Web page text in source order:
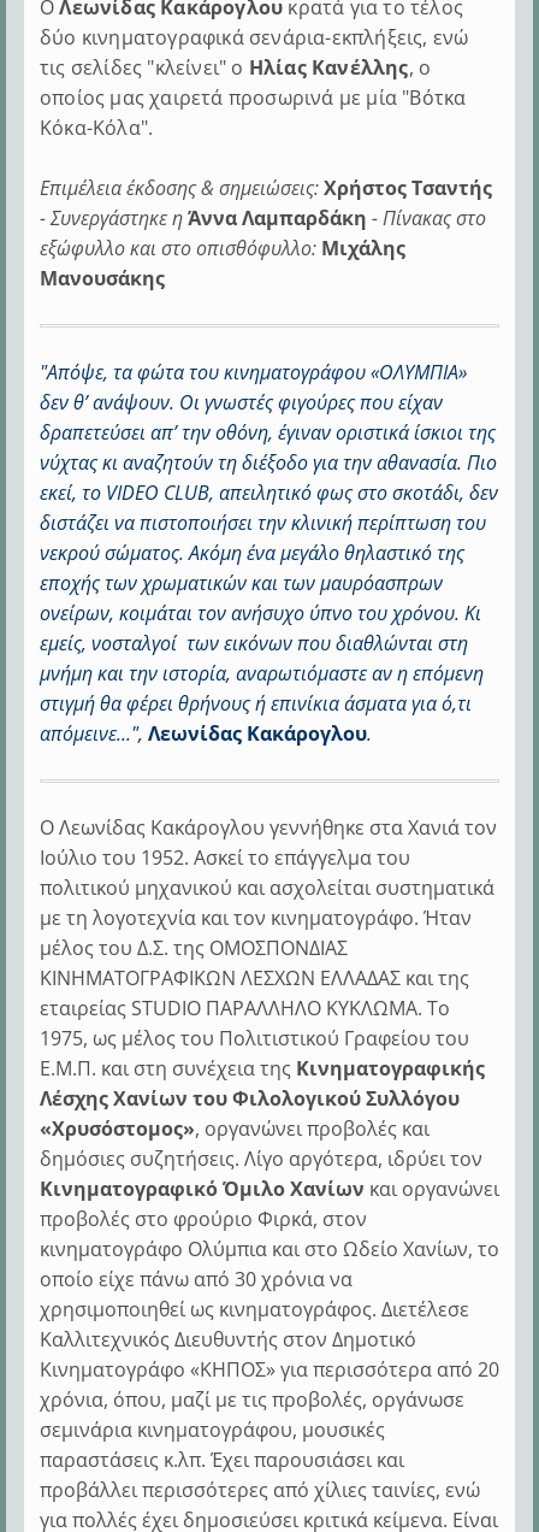
ΟΛεωνίδας Κακάρογλου κρατά για το τέλος
δύο κινηματογραφικά σενάρια-εκπλήξεις, ενώ
τις σελίδες "κλείνει" ο Ηλίας Κανέλλης, ο
οποίος μας χαιρετά προσωρινά με μία "Βότκα
Κόκα-Κόλα".
Επιμέλεια έκδοσης & σημειώσεις:Χρήστος Τσαντής
- Συνεργάστηκε ηΆννα Λαμπαρδάκη - Πίνακας στο
εξώφυλλο και στο οπισθόφυλλο: Μιχάλης
Μανουσάκης
"Απόψε, τα φώτα του κινηματογράφου «ΟΛΥΜΠΙΑ»
δεν θ’ ανάψουν. Οι γνωστές φιγούρες που είχαν
δραπετεύσει απ’ την οθόνη, έγιναν οριστικά ίσκιοι της
νύχτας κι αναζητούν τη διέξοδο για την αθανασία. Πιο
εκεί, το VIDEO CLUB, απειλητικό φως στο σκοτάδι, δεν
διστάζει να πιστοποιήσει την κλινική περίπτωση του
νεκρού σώματος. Ακόμη ένα μεγάλο θηλαστικό της
εποχής των χρωματικών και των μαυρόασπρων
ονείρων, κοιμάται τον ανήσυχο ύπνο του χρόνου. Κι
εμείς, νοσταλγοί των εικόνων που διαθλώνται στη
μνήμη και την ιστορία, αναρωτιόμαστε αν η επόμενη
στιγμή θα φέρει θρήνους ή επινίκια άσματα για ό,τι
απόμεινε...", Λεωνίδας Κακάρογλου.
Ο Λεωνίδας Κακάρογλου γεννήθηκε στα Χανιά τον
Ιούλιο του 1952. Ασκεί το επάγγελμα του
πολιτικού μηχανικού και ασχολείται συστηματικά
με τη λογοτεχνία και τον κινηματογράφο. Ήταν
μέλος του Δ.Σ. της ΟΜΟΣΠΟΝΔΙΑΣ
ΚΙΝΗΜΑΤΟΓΡΑΦΙΚΩΝ ΛΕΣΧΩΝ ΕΛΛΑΔΑΣ και της
εταιρείας STUDIO ΠΑΡΑΛΛΗΛΟ ΚΥΚΛΩΜΑ. Το
1975, ως μέλος του Πολιτιστικού Γραφείου του
Ε.Μ.Π. και στη συνέχεια της Κινηματογραφικής
Λέσχης Χανίων του Φιλολογικού Συλλόγου
«Χρυσόστομος», οργανώνει προβολές και
δημόσιες συζητήσεις. Λίγο αργότερα, ιδρύει τον
Κινηματογραφικό Όμιλο Χανίων και οργανώνει
προβολές στο φρούριο Φιρκά, στον
κινηματογράφο Ολύμπια και στο Ωδείο Χανίων, το
οποίο είχε πάνω από 30 χρόνια να
χρησιμοποιηθεί ως κινηματογράφος. Διετέλεσε
Καλλιτεχνικός Διευθυντής στον Δημοτικό
Κινηματογράφο «ΚΗΠΟΣ» για περισσότερα από 20
χρόνια, όπου, μαζί με τις προβολές, οργάνωσε
σεμινάρια κινηματογράφου, μουσικές
παραστάσεις κ.λπ. Έχει παρουσιάσει και
προβάλλει περισσότερες από χίλιες ταινίες, ενώ
για πολλές έχει δημοσιεύσει κριτικά κείμενα. Είναι